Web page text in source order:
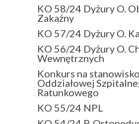
KO 58/24 Dyżury O.
Zakaźny
KO 57/24 Dyżury O.
KO 56/24 Dyżury O.
Wewnętrznych
Konkurs na
Oddziałowej
Ratunkowego
KO 55/24 NPL